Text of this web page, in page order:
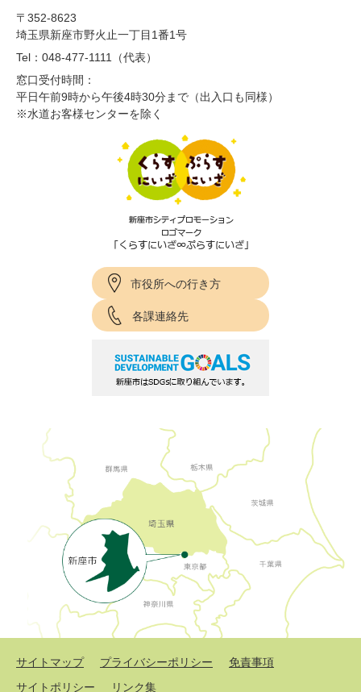
〒352-8623
埼玉県新座市野火止一丁目1番1号
Tel：048-477-1111（代表）
窓口受付時間：
平日午前9時から午後4時30分まで（出入口も同様）
※水道お客様センターを除く
市役所への行き方
各課連絡先
サイトマップ プライバシーポリシー
免責事項
サイトポリシー
リンク集